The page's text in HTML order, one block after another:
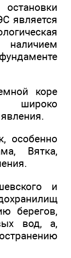
является
наличием
коре
широко
особенно
Вятка,
и
берегов,
вод, а,